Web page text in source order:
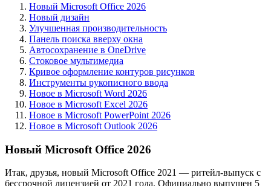
Новый Microsoft Office 2026
Новый дизайн
Улучшенная производительность
Панель поиска вверху окна
Автосохранение в OneDrive
Стоковое мультимедиа
Кривое оформление контуров рисунков
Инструменты рукописного ввода
Новое в Microsoft Word 2026
Новое в Microsoft Excel 2026
Новое в Microsoft PowerPoint 2026
Новое в Microsoft Outlook 2026
Новый Microsoft Office 2026
Итак, друзья, новый Microsoft Office 2021 — ритейл-выпуск с
бессрочной лицензией от 2021 года. Официально выпущен 5